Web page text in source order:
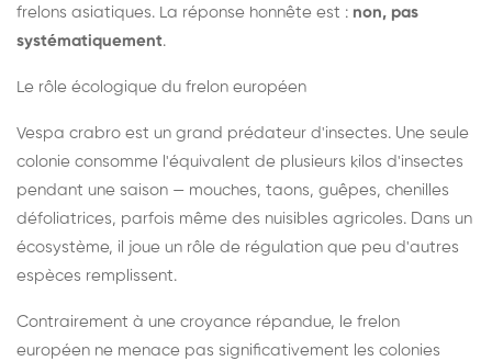
frelons asiatiques. La réponse honnête est : non, pas
systématiquement.
Le rôle écologique du frelon européen
Vespa crabro est un grand prédateur d'insectes. Une seule
colonie consomme l'équivalent de plusieurs kilos d'insectes
pendant une saison — mouches, taons, guêpes, chenilles
défoliatrices, parfois même des nuisibles agricoles. Dans un
écosystème, il joue un rôle de régulation que peu d'autres
espèces remplissent.
Contrairement à une croyance répandue, le frelon
européen ne menace pas significativement les colonies